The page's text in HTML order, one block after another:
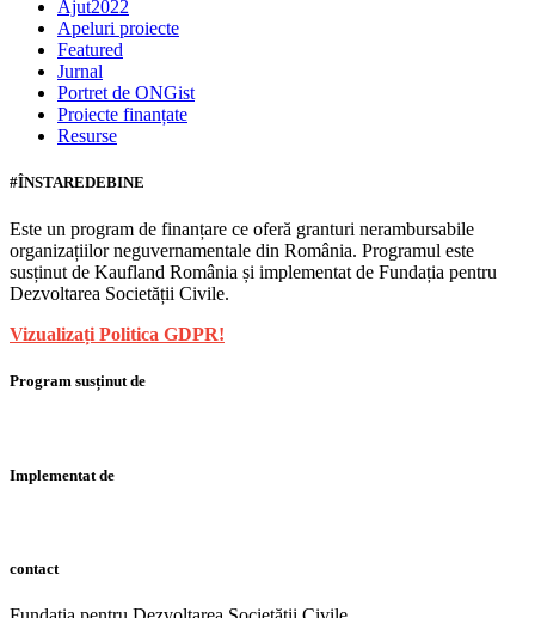
Ajut2022
Apeluri proiecte
Featured
Jurnal
Portret de ONGist
Proiecte finanțate
Resurse
#ÎNSTAREDEBINE
Este un program de finanțare ce oferă granturi nerambursabile
organizațiilor neguvernamentale din România. Programul este
susținut de Kaufland România și implementat de Fundația pentru
Dezvoltarea Societății Civile.
Vizualizați Politica GDPR!
Program susținut de
Implementat de
contact